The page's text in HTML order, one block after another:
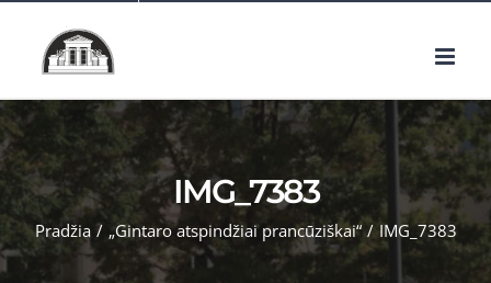
IMG_7383
Pradžia / „Gintaro atspindžiai prancūziškai“ / IMG_7383